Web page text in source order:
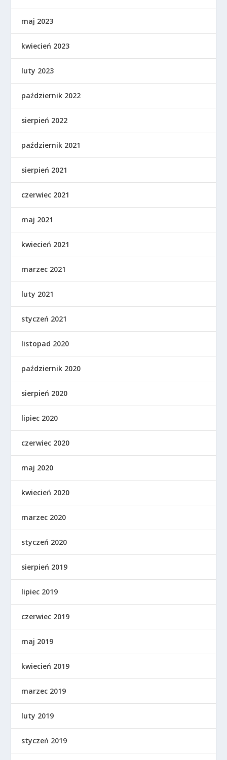
maj 2023
kwiecień 2023
luty 2023
październik 2022
sierpień 2022
październik 2021
sierpień 2021
czerwiec 2021
maj 2021
kwiecień 2021
marzec 2021
luty 2021
styczeń 2021
listopad 2020
październik 2020
sierpień 2020
lipiec 2020
czerwiec 2020
maj 2020
kwiecień 2020
marzec 2020
styczeń 2020
sierpień 2019
lipiec 2019
czerwiec 2019
maj 2019
kwiecień 2019
marzec 2019
luty 2019
styczeń 2019